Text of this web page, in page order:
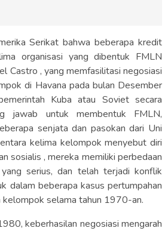
Serikat bahwa beberapa kredit
organisasi yang dibentuk FMLN
Castro , yang memfasilitasi negosiasi
di Havana pada bulan Desember
Kuba atau Soviet secara
jawab untuk membentuk FMLN,
senjata dan pasokan dari Uni
kelima kelompok menyebut diri
sosialis , mereka memiliki perbedaan
serius, dan telah terjadi konflik
dalam beberapa kasus pertumpahan
kelompok selama tahun 1970-an.
keberhasilan negosiasi mengarah